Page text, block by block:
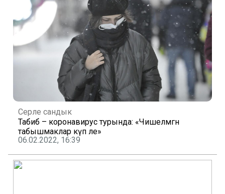
Серле сандык
Табиб – коронавирус турында: «Чишелмәгән
табышмаклар күп әле»
06.02.2022, 16:39